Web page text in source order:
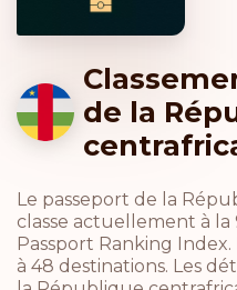
de la
Le passeport de la
classe actuellement à
Passport Ranking
à 48 destinations. Les